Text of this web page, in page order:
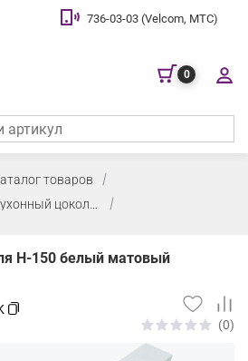
736-03-03 (Velcom, МТС)
0
товаров
Кухонный цоколь и "ресничка"
H-150 белый матовый
(0)